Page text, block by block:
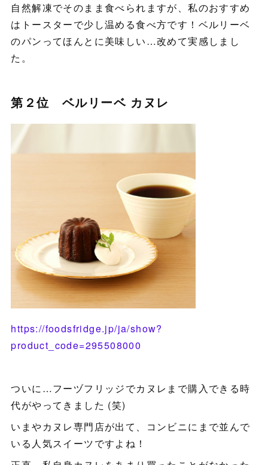
自然解凍でそのまま食べられますが、私のおすすめ
はトースターで少し温める食べ方です！ベルリーベ
のパンってほんとに美味しい…改めて実感しまし
た。
第２位 ベルリーベ カヌレ
https://foodsfridge.jp/ja/show?
product_code=295508000
ついに…フーヅフリッジでカヌレまで購入できる時
代がやってきました (笑)
いまやカヌレ専門店が出て、コンビニにまで並んで
いる人気スイーツですよね！